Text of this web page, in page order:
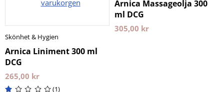
varukorgen
Skönhet & Hygien
Arnica Liniment 300 ml
DCG
265,00 kr
(1)
Arnica Massageolja 300
ml DCG
305,00 kr